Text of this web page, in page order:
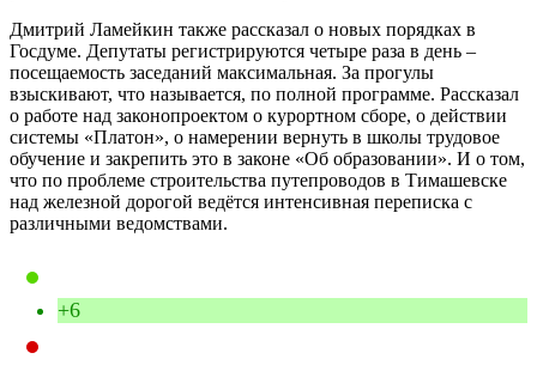
Дмитрий Ламейкин также рассказал о новых порядках в
Госдуме. Депутаты регистрируются четыре раза в день –
посещаемость заседаний максимальная. За прогулы
взыскивают, что называется, по полной программе. Рассказал
о работе над законопроектом о курортном сборе, о действии
системы «Платон», о намерении вернуть в школы трудовое
обучение и закрепить это в законе «Об образовании». И о том,
что по проблеме строительства путепроводов в Тимашевске
над железной дорогой ведётся интенсивная переписка с
различными ведомствами.
+6